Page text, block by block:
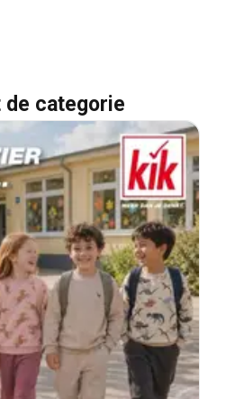
categorie